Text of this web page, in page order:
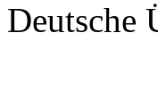
Deutsche